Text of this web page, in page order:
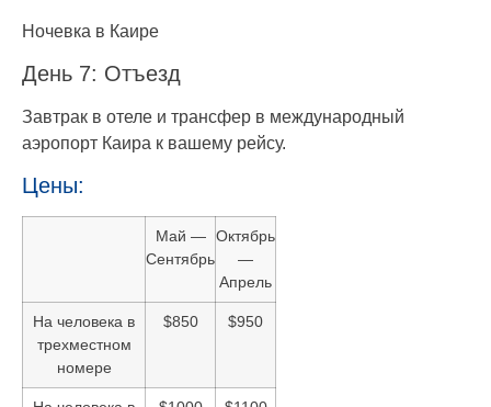
Ночевка в Каире
День 7: Отъезд
Завтрак в отеле и трансфер в международный
аэропорт Каира к вашему рейсу.
Цены:
Май —
Сентябрь
Октябрь
—
Апрель
На человека в
трехместном
номере
$850 $950